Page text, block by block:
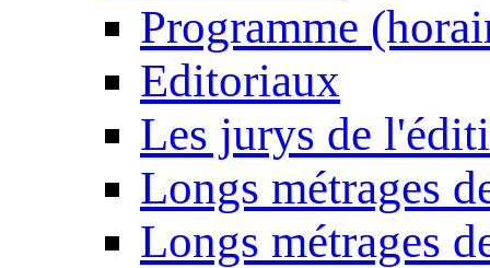
Programme
Editoriaux
Les jurys de
Longs métrages
Longs métrages